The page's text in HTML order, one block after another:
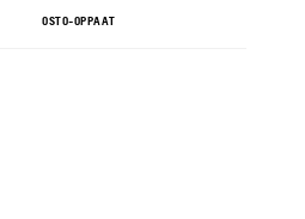
OSTO-OPPAAT